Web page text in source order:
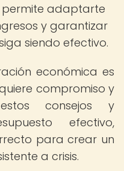
permite adaptarte
y garantizar
siendo efectivo.
económica es
compromiso y
consejos y
efectivo,
para crear un
a crisis.